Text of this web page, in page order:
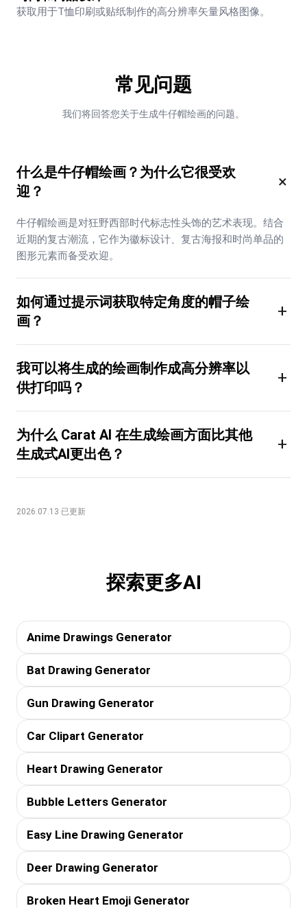
获取用于T恤印刷或贴纸制作的高分辨率矢量风格图像。
常见问题
我们将回答您关于生成牛仔帽绘画的问题。
什么是牛仔帽绘画？为什么它很受欢
迎？
×
牛仔帽绘画是对狂野西部时代标志性头饰的艺术表现。结合
近期的复古潮流，它作为徽标设计、复古海报和时尚单品的
图形元素而备受欢迎。
如何通过提示词获取特定角度的帽子绘
画？
+
我可以将生成的绘画制作成高分辨率以
供打印吗？
+
为什么 Carat AI 在生成绘画方面比其他
生成式AI更出色？
+
2026.07.13 已更新
探索更多AI
Anime Drawings Generator
Bat Drawing Generator
Gun Drawing Generator
Car Clipart Generator
Heart Drawing Generator
Bubble Letters Generator
Easy Line Drawing Generator
Deer Drawing Generator
Broken Heart Emoji Generator